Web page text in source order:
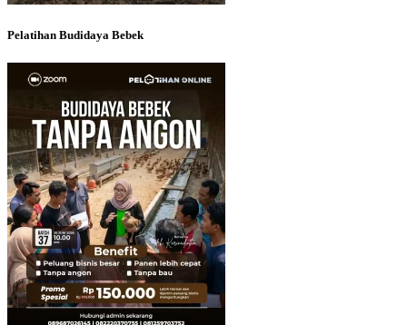
Pelatihan Budidaya Bebek